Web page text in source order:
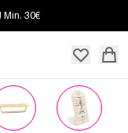
Min. 30€